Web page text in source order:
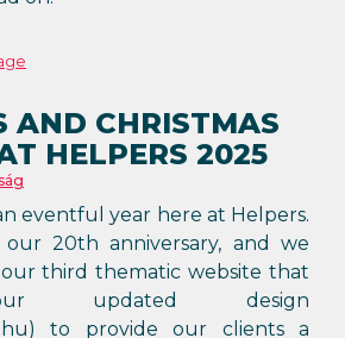
AND CHRISTMAS
HELPERS 2025
eventful year here at Helpers.
20th anniversary, and we
third thematic website that
updated design
to provide our clients a